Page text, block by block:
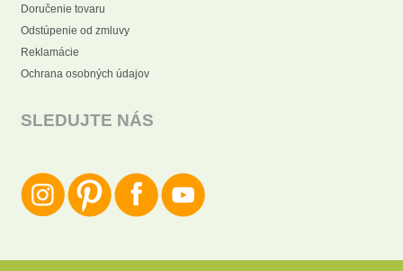
Doručenie tovaru
Odstúpenie od zmluvy
Reklamácie
Ochrana osobných údajov
SLEDUJTE NÁS